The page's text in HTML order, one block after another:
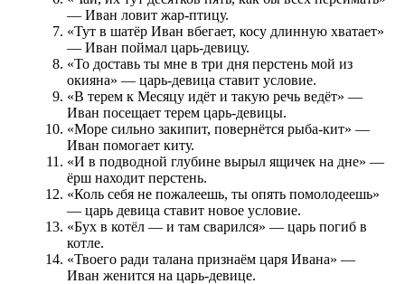
— Иван ловит жар-птицу.
«Тут в шатёр Иван вбегает, косу длинную хватает»
— Иван поймал царь-девицу.
«То доставь ты мне в три дня перстень мой из
окияна» — царь-девица ставит условие.
«В терем к Месяцу идёт и такую речь ведёт» —
Иван посещает терем царь-девицы.
«Море сильно закипит, повернётся рыба-кит» —
Иван помогает киту.
«И в подводной глубине вырыл ящичек на дне» —
ёрш находит перстень.
«Коль себя не пожалеешь, ты опять помолодеешь»
— царь девица ставит новое условие.
«Бух в котёл — и там сварился» — царь погиб в
котле.
«Твоего ради талана признаём царя Ивана» —
Иван женится на царь-девице.